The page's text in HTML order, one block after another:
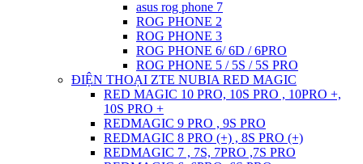
asus rog phone 7
ROG PHONE 2
ROG PHONE 3
ROG PHONE 6/ 6D / 6PRO
ROG PHONE 5 / 5S / 5S PRO
ĐIỆN THOẠI ZTE NUBIA RED MAGIC
RED MAGIC 10 PRO, 10S PRO , 10PRO +,
10S PRO +
REDMAGIC 9 PRO , 9S PRO
REDMAGIC 8 PRO (+) , 8S PRO (+)
REDMAGIC 7 , 7S, 7PRO ,7S PRO